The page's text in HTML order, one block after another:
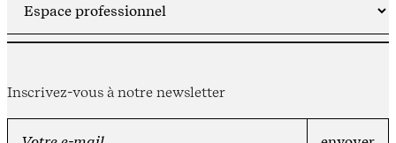
Inscrivez-vous à notre newsletter